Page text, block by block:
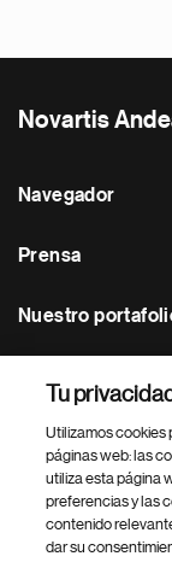
Novartis
Navegador
Prensa
Nuestro
Footer Site Search
Tu
Utilizamos cookies
páginas web: las
utiliza esta página
preferencias y las
contenido
dar su